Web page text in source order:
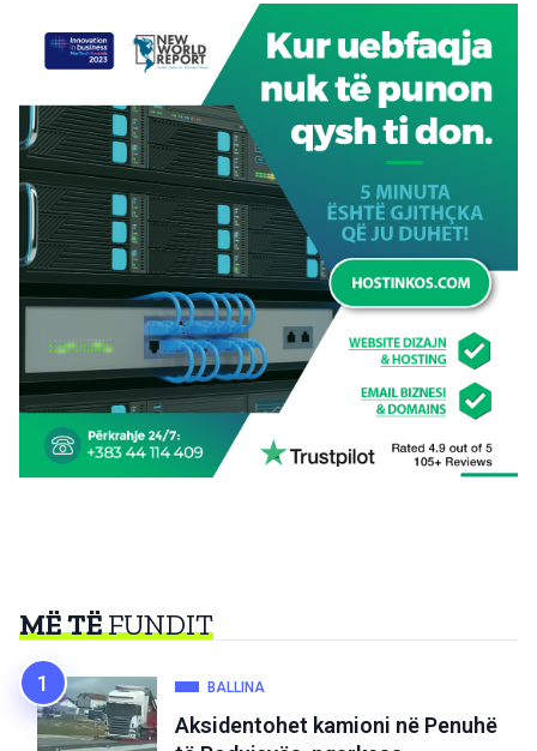
MË TËFUNDIT
BALLINA
Aksidentohet kamioni në Penuhë